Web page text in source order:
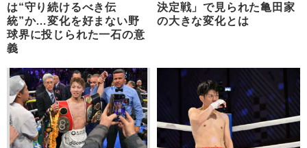
は“守り続けるべき伝
統”か…変化を好まない野
球界に投じられた一石の意
義
決定戦」で見られた亀田家
の大きな変化とは